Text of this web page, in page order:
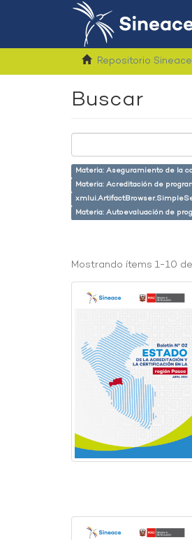
Repositorio Sineace
Buscar
Materia: Aseguramiento de la
Materia: Acreditación de
Materia: Autoevaluación de
Mostrando ítems 1-10